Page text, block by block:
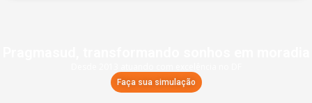
Faça sua simulação